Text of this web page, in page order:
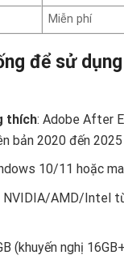
Miễn phí
để sử
thích: Adobe After
bản 2020 đến 2025
10/11 hoặc
NVIDIA/AMD/Intel
(khuyến nghị